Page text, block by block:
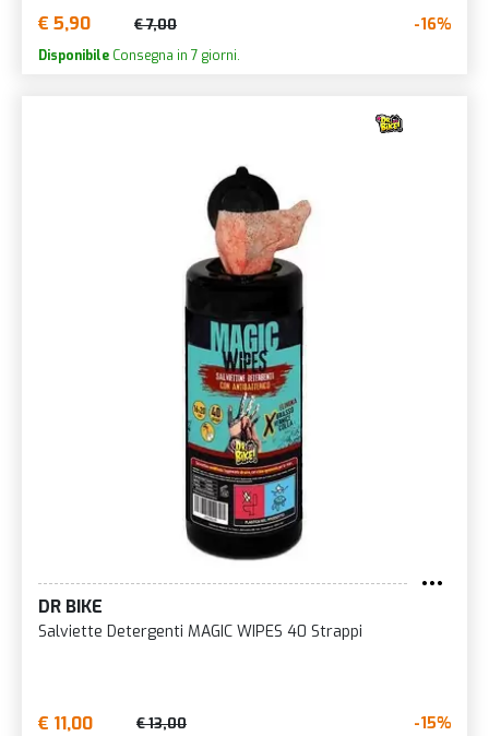
€ 5,90 € 7,00 -16%
Disponibile Consegna in 7 giorni.
DR BIKE
Salviette Detergenti MAGIC WIPES 40 Strappi
€ 11,00 € 13,00 -15%